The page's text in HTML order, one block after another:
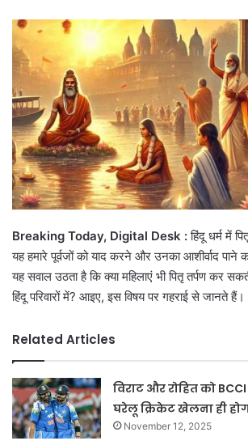
email
Breaking Today, Digital Desk :हिंदू धर्म में
यह हमारे पूर्वजों को याद करने और उनका आशीर्वाद
यह सवाल उठता है कि क्या महिलाएं भी पितृ तर्पण कर
हिंदू परिवारों में? आइए, इस विषय पर गहराई से जानते हैं।
Related Articles
विराट और रोहित को
घरेलू क्रिकेट खेलना ही
November 12, 2025